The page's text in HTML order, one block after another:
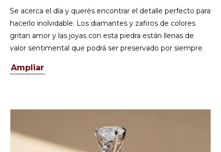
Se acerca el día y querés encontrar el detalle perfecto para
hacerlo inolvidable. Los diamantes y zafiros de colores
gritan amor y las joyas con esta piedra están llenas de
valor sentimental que podrá ser preservado por siempre.
Ampliar